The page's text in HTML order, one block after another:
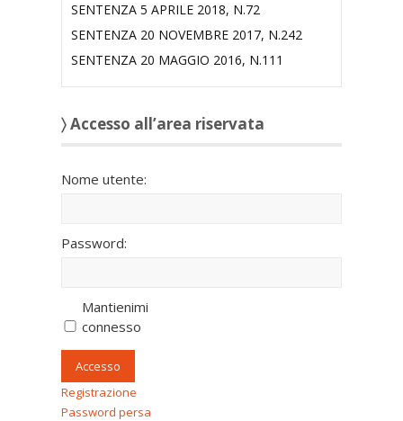
SENTENZA 5 APRILE 2018, N.72
SENTENZA 20 NOVEMBRE 2017, N.242
SENTENZA 20 MAGGIO 2016, N.111
〉 Accesso all’area riservata
Nome utente:
Password:
Mantienimi
connesso
Accesso
Registrazione
Password persa